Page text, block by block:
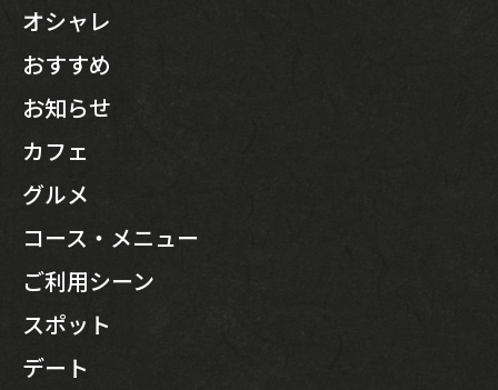
オシャレ
おすすめ
お知らせ
カフェ
グルメ
コース・メニュー
ご利用シーン
スポット
デート